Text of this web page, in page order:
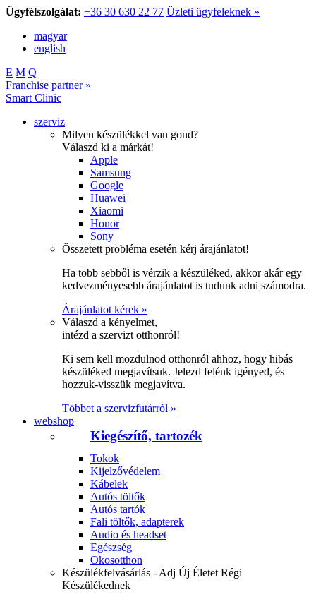
Ügyfélszolgálat: +36 30 630 22 77 Üzleti ügyfeleknek »
magyar
english
E M Q
Franchise partner »
Smart Clinic
szerviz
Milyen készülékkel van gond?
Válaszd ki a márkát!
Apple
Samsung
Google
Huawei
Xiaomi
Honor
Sony
Összetett probléma esetén kérj árajánlatot!
Ha több sebből is vérzik a készüléked, akkor akár egy
kedvezményesebb árajánlatot is tudunk adni számodra.
Árajánlatot kérek »
Válaszd a kényelmet,
intézd a szervizt otthonról!
Ki sem kell mozdulnod otthonról ahhoz, hogy hibás
készüléked megjavítsuk. Jelezd felénk igényed, és
hozzuk-visszük megjavítva.
Többet a szervizfutárról »
webshop
Kiegészítő, tartozék
Tokok
Kijelzővédelem
Kábelek
Autós töltők
Autós tartók
Fali töltők, adapterek
Audio és headset
Egészség
Okosotthon
Készülékfelvásárlás - Adj Új Életet Régi
Készülékednek